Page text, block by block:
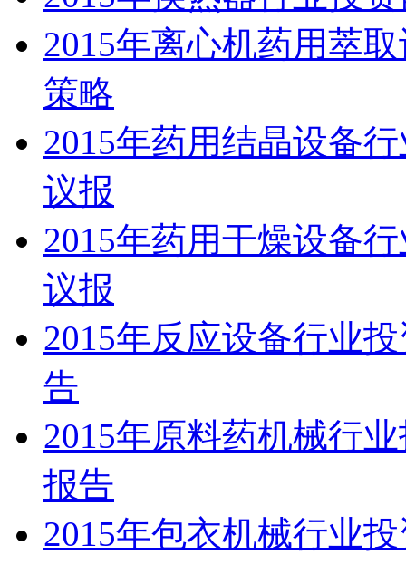
2015年离心机药用萃
策略
2015年药用结晶设备
议报
2015年药用干燥设备
议报
2015年反应设备行业
告
2015年原料药机械行
报告
2015年包衣机械行业